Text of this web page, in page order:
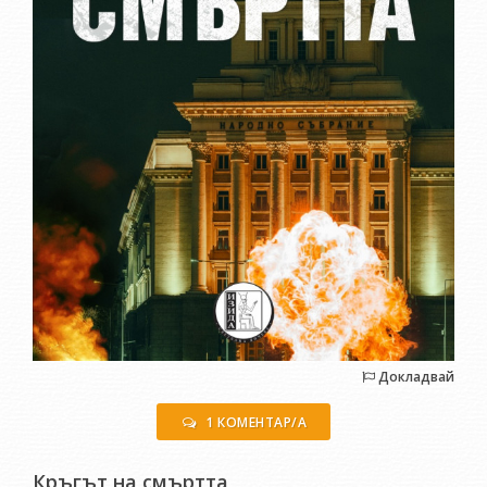
Докладвай
1 КОМЕНТАР/А
Кръгът на смъртта